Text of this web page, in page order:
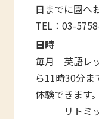
日までに園へ
TEL：03-
日時
毎月 英語レ
ら11時30分
体験できます。
リトミッ